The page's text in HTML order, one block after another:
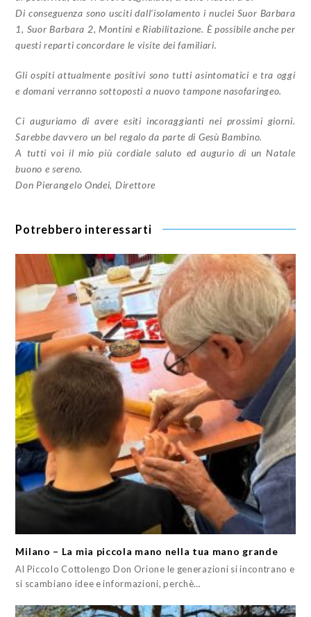
Di conseguenza sono usciti dall’isolamento i nuclei Suor Barbara
1, Suor Barbara 2, Montini e Riabilitazione. È possibile anche per
questi reparti concordare le visite dei familiari.
Gli ospiti attualmente positivi sono tutti asintomatici e tra oggi
e domani verranno sottoposti a nuovo tampone nasofaringeo.
Ci auguriamo di avere esiti incoraggianti nei prossimi giorni.
Sarebbe davvero un bel regalo da parte di Gesù Bambino.
A tutti voi il mio più cordiale saluto ed augurio di un Natale
buono e sereno.
Don Pierangelo Ondei, Direttore
Potrebbero interessarti
Milano – La mia piccola mano nella tua mano grande
Al Piccolo Cottolengo Don Orione le generazioni si incontrano e
si scambiano idee e informazioni, perchè…